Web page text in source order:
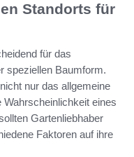
Standorts für
für das
speziellen Baumform.
nur das allgemeine
eines
Gartenliebhaber
Faktoren auf ihre